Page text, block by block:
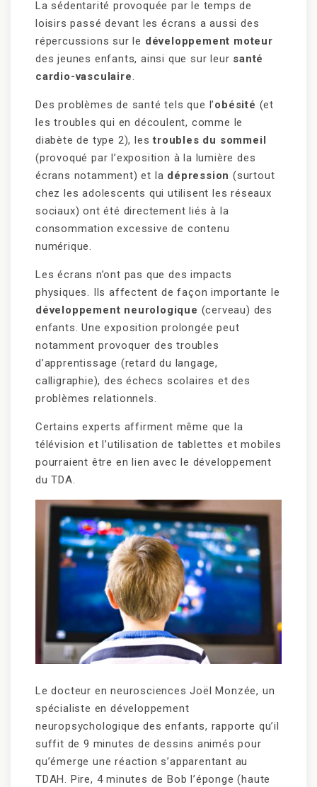
La sédentarité provoquée par le temps de
loisirs passé devant les écrans a aussi des
répercussions sur le développement moteur
des jeunes enfants, ainsi que sur leur santé
cardio-vasculaire.
Des problèmes de santé tels que l’obésité (et
les troubles qui en découlent, comme le
diabète de type 2), lestroubles du sommeil
(provoqué par l’exposition à la lumière des
écrans notamment) et la dépression (surtout
chez les adolescents qui utilisent les réseaux
sociaux) ont été directement liés à la
consommation excessive de contenu
numérique.
Les écrans n’ont pas que des impacts
physiques. Ils affectent de façon importante le
développement neurologique (cerveau) des
enfants. Une exposition prolongée peut
notamment provoquer des troubles
d’apprentissage (retard du langage,
calligraphie), des échecs scolaires et des
problèmes relationnels.
Certains experts affirment même que la
télévision et l’utilisation de tablettes et mobiles
pourraient être en lien avec le développement
du TDA.
Le docteur en neurosciences Joël Monzée, un
spécialiste en développement
neuropsychologique des enfants, rapporte qu’il
suffit de 9 minutes de dessins animés pour
qu’émerge une réaction s’apparentant au
TDAH. Pire, 4 minutes de Bob l’éponge (haute